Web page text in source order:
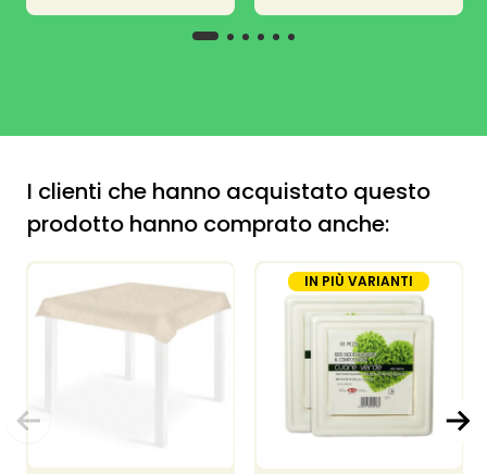
I clienti che hanno acquistato questo
prodotto hanno comprato anche:
IN PIÙ VARIANTI